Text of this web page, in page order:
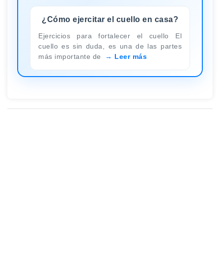
¿Cómo ejercitar el cuello en casa?
Ejercicios para fortalecer el cuello El
cuello es sin duda, es una de las partes
más importante de
Leer más